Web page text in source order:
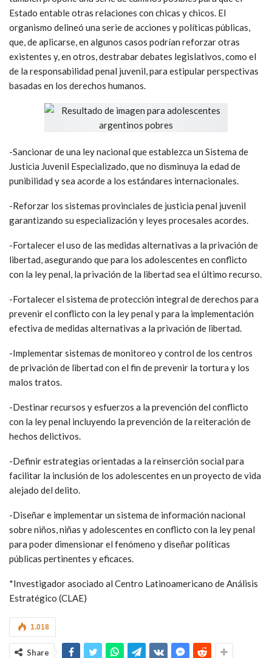
Estado entable otras relaciones con chicas y chicos. El
organismo delineó una serie de acciones y políticas públicas,
que, de aplicarse, en algunos casos podrían reforzar otras
existentes y, en otros, destrabar debates legislativos, como el
de la responsabilidad penal juvenil, para estipular perspectivas
basadas en los derechos humanos.
-Sancionar de una ley nacional que establezca un Sistema de
Justicia Juvenil Especializado, que no disminuya la edad de
punibilidad y sea acorde a los estándares internacionales.
-Reforzar los sistemas provinciales de justicia penal juvenil
garantizando su especialización y leyes procesales acordes.
-Fortalecer el uso de las medidas alternativas a la privación de
libertad, asegurando que para los adolescentes en conflicto
con la ley penal, la privación de la libertad sea el último recurso.
-Fortalecer el sistema de protección integral de derechos para
prevenir el conflicto con la ley penal y para la implementación
efectiva de medidas alternativas a la privación de libertad.
-Implementar sistemas de monitoreo y control de los centros
de privación de libertad con el fin de prevenir la tortura y los
malos tratos.
-Destinar recursos y esfuerzos a la prevención del conflicto
con la ley penal incluyendo la prevención de la reiteración de
hechos delictivos.
-Definir estrategias orientadas a la reinserción social para
facilitar la inclusión de los adolescentes en un proyecto de vida
alejado del delito.
-Diseñar e implementar un sistema de información nacional
sobre niños, niñas y adolescentes en conflicto con la ley penal
para poder dimensionar el fenómeno y diseñar políticas
públicas pertinentes y eficaces.
*Investigador asociado al Centro Latinoamericano de Análisis
Estratégico (CLAE)
1.018
Share